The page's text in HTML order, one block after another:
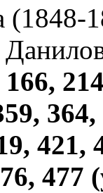
421,
477